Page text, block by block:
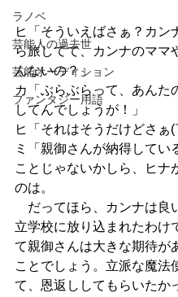
ラノベ
芸能人の過去世
芸能オーディション
ファンタジー用語
ヒ「そういえばさぁ？カン
ら旅してて、カンナのママ
んないの？」
カ「ぶらぶらって、あんた
してんでしょうが！」
ヒ「それはそうだけどさぁ(
ミ「親御さんが納得してい
ことじゃないかしら、ヒナ
のは。
だってほら、カンナは良
立学校に放り込まれたわけ
て親御さんは大きな期待が
ことでしょう。立派な魔法
て、恩返ししてもらいたか